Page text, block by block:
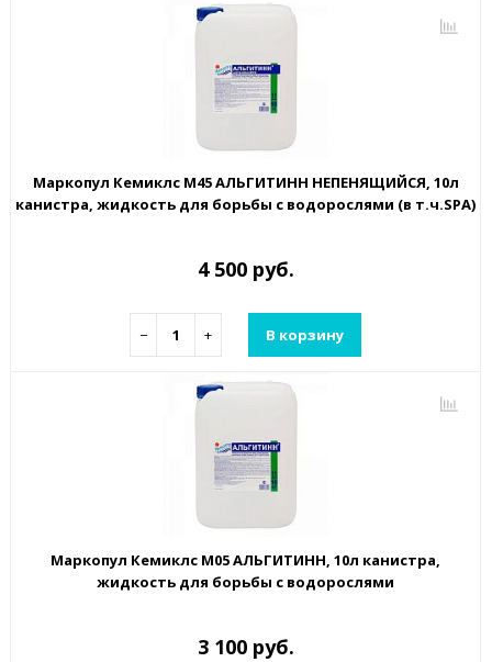
Маркопул Кемиклс М45 АЛЬГИТИНН НЕПЕНЯЩИЙСЯ, 10л
канистра, жидкость для борьбы с водорослями (в т.ч.SPA)
4 500 руб.
− + В корзину
Маркопул Кемиклс М05 АЛЬГИТИНН, 10л канистра,
жидкость для борьбы с водорослями
3 100 руб.